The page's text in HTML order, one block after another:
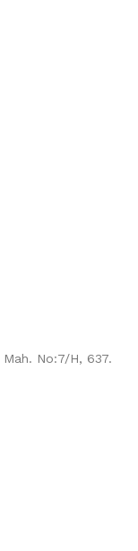
No:7/H, 637.